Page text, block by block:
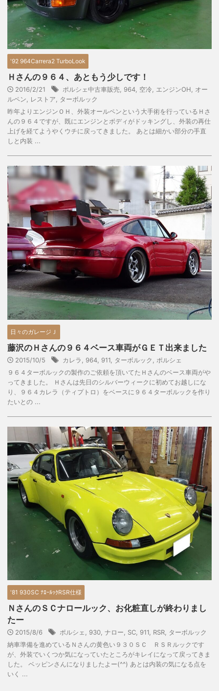
'92 964Carrera2 TurboLook
Ｈさんの９６４、あともう少しです！
2016/2/21 ポルシェ中古車販売 964 空冷 エンジンOH
オー
ルペン
レストア
ターボルック
昨年よりエンジンＯＨ、外装オールペンという大手術を行っているＨさ
んの９６４ですが、既にエンジンとボディがドッキングし、外装の再仕
上げを経てようやくウチに戻ってきました。 あとは細かい部分の手直
しと内装 ...
日々のガレージＪ
藤沢のＨさんの９６４ベース車両がＧＥＴ出来ました
2015/10/5 カレラ 964 911 ターボルック
ポルシェ
９６４ターボルックの製作のご依頼を頂いてたＨさんのベース車両がや
ってきました。 Ｈさんは先日のシルバーウィークに初めてお越しにな
り、９６４カレラ（ティプトロ）をベースに９６４ターボルックを作り
たいとの ...
'81 930SC ﾅﾛｰﾙｯｸRSR仕様
ＮさんのＳＣナロールック、お化粧直しが終わりまし
たー
2015/8/6 ポルシェ 930 ナロー SC 911 RSR
ターボルック
納車準備を進めているＮさんの黄色い９３０ＳＣ ＲＳＲルックです
が、外装でいくつか気になっていたところがキレイになって戻ってきま
した。 ベッピンさんになりましたよー(^^) あとは内装の気になる点を
いく ...